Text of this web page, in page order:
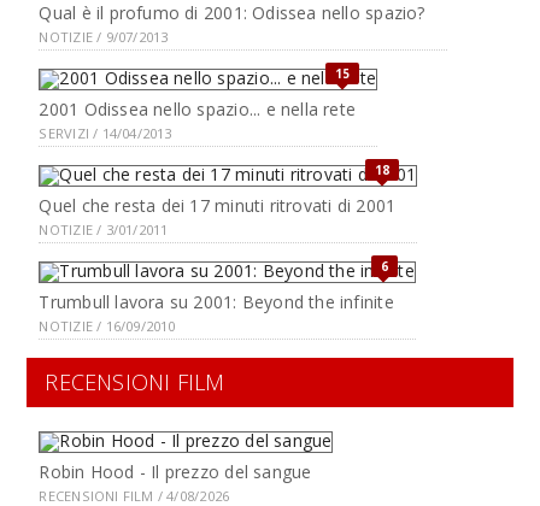
Qual è il profumo di 2001: Odissea nello spazio?
NOTIZIE / 9/07/2013
15
2001 Odissea nello spazio... e nella rete
SERVIZI / 14/04/2013
18
Quel che resta dei 17 minuti ritrovati di 2001
NOTIZIE / 3/01/2011
6
Trumbull lavora su 2001: Beyond the infinite
NOTIZIE / 16/09/2010
RECENSIONI FILM
Robin Hood - Il prezzo del sangue
RECENSIONI FILM / 4/08/2026